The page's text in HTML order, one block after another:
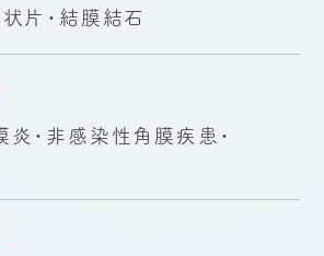
片・結膜結石
・非感染性角膜疾患・